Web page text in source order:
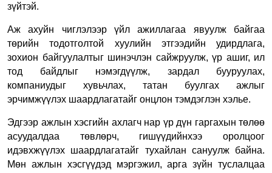
зүйтэй.
Аж ахуйн чиглэлээр үйл ажиллагаа явуулж байгаа
төрийн тодотголтой хуулийн этгээдийн удирдлага,
зохион байгуулалтыг шинэчлэн сайжруулж, үр ашиг, ил
тод байдлыг нэмэгдүүлж, зардал бууруулах,
компаниудыг хувьчлах, татан буулгах ажлыг
эрчимжүүлэх шаардлагатайг онцлон тэмдэглэн хэлье.
Эдгээр ажлын хэсгийн ахлагч нар үр дүн гаргахын төлөө
асуудалдаа төвлөрч, гишүүдийнхээ оролцоог
идэвхжүүлэх шаардлагатайг тухайлан сануулж байна.
Мөн ажлын хэсгүүдэд мэргэжил, арга зүйн туслалцаа